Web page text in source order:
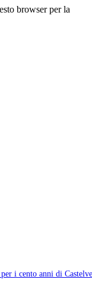
browser per la
i cento anni di